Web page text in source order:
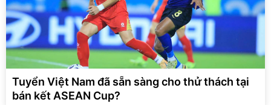
Tuyển Việt Nam đã sẵn sàng cho thử thách tại
bán kết ASEAN Cup?